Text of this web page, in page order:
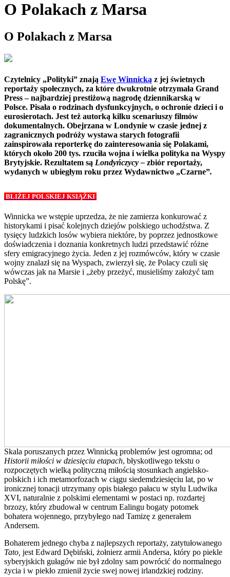
O Polakach z Marsa
O Polakach z Marsa
Czytelnicy „Polityki” znają Ewę Winnicką z jej świetnych
reportaży społecznych, za które dwukrotnie otrzymała Grand
Press – najbardziej prestiżową nagrodę dziennikarską w
Polsce. Pisała o rodzinach dysfunkcyjnych, o ochronie dzieci i o
eurosierotach. Jest też autorką kilku scenariuszy filmów
dokumentalnych. Obejrzana w Londynie w czasie jednej z
zagranicznych podróży wystawa starych fotografii
zainspirowała reporterkę do zainteresowania się Polakami,
których około 200 tys. rzuciła wojna i wielka polityka na Wyspy
Brytyjskie. Rezultatem są Londyńczycy – zbiór reportaży,
wydanych w ubiegłym roku przez Wydawnictwo „Czarne”.
BLIŻEJ POLSKIEJ KSIĄŻKI
Winnicka we wstępie uprzedza, że nie zamierza konkurować z
historykami i pisać kolejnych dziejów polskiego uchodźstwa. Z
tysięcy ludzkich losów wybiera niektóre, by poprzez jednostkowe
doświadczenia i doznania konkretnych ludzi przedstawić różne
sfery emigracyjnego życia. Jeden z jej rozmówców, który w czasie
wojny znalazł się na Wyspach, zwierzył się, że Polacy czuli się
wówczas jak na Marsie i „żeby przeżyć, musieliśmy założyć tam
Polskę”.
Skala poruszanych przez Winnicką problemów jest ogromna; od
Historii miłości w dziesięciu etapach, błyskotliwego tekstu o
rozpoczętych wielką polityczną miłością stosunkach angielsko-
polskich i ich metamorfozach w ciągu siedemdziesięciu lat, po w
ironicznej tonacji utrzymany opis białego pałacu w stylu Ludwika
XVI, naturalnie z polskimi elementami w postaci np. rozdartej
brzozy, który zbudował w centrum Ealingu bogaty potomek
bohatera wojennego, przybyłego nad Tamizę z generałem
Andersem.
Bohaterem jednego chyba z najlepszych reportaży, zatytułowanego
Tato, jest Edward Dębiński, żołnierz armii Andersa, który po piekle
syberyjskich gułagów nie był zdolny sam powrócić do normalnego
życia i w piekło zmienił życie swej nowej irlandzkiej rodziny.